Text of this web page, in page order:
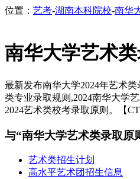
位置： 艺考-湖南本科院校-南华
南华大学艺术类
最新发布南华大学2024年艺术
类专业录取规则,2024南华大学
2024艺术类校考录取原则。【
与“南华大学艺术类录取原
艺术类招生计划
高水平艺术团招生信息